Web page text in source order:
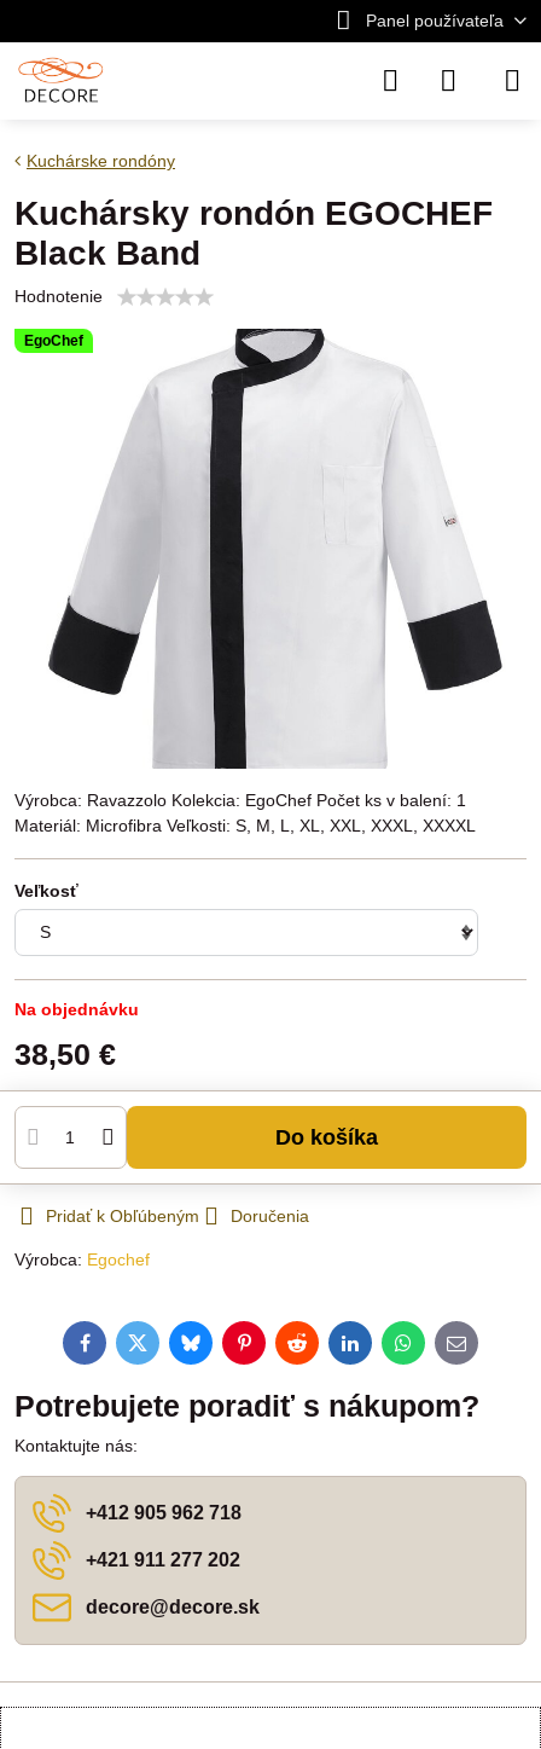
Panel používateľa
EgoChef
Kuchárske rondóny
Kuchársky rondón EGOCHEF
Black Band
Hodnotenie
Výrobca: Ravazzolo Kolekcia: EgoChef Počet ks v balení: 1
Materiál: Microfibra Veľkosti: S, M, L, XL, XXL, XXXL, XXXXL
Veľkosť
Na objednávku
38,50 €
Do košíka
Pridať k Obľúbeným Doručenia
Výrobca: Egochef
FacebookTwitterBlueskyPinterestRedditLinkedInWhatsApp
E-
mail
Potrebujete poradiť s nákupom?
Kontaktujte nás:
+412 905 962 718
+421 911 277 202
decore​@decore​.sk